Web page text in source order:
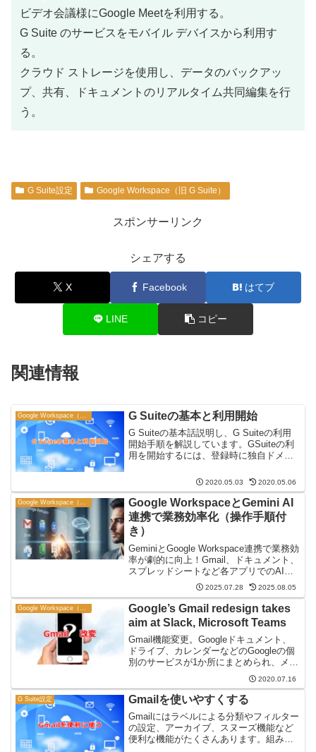
ビデオ会議様にGoogle Meetを利用する。
G Suite のサービスをモバイル デバイスから利用す
る。
クラウド ストレージを使用し、データのバックアッ
プ、共有、ドキュメントのリアルタイム共同編集を行
う。
G Suite設定 Google Workspace（旧 G Suite）
スポンサーリンク
シェアする
X Facebook はてブ
LINE コピー
関連情報
G Suiteの基本と利用開始
G Suiteの基本話説明し、G Suiteの利用
開始手順を解説しています。GSuiteの利
用を開始するには、登録時に独自ドメイ
っていない場合は、ここで購入できま
す。
2020.05.03 2020.05.06
Google Workspace（旧 G Suite）
Google WorkspaceとGemini AI
連携で業務効率化（操作手順付
き）
GeminiとGoogle Workspace連携で業務効
率が劇的に向上！Gmail、ドキュメント、
スプレッドシートなど各アプリでのAI活
用術を具体的な操作手順付きで解説。あ
なたの働き方を「最強の秘書」が変革し
ます。
2025.07.28 2025.08.05
Google’s Gmail redesign takes
aim at Slack, Microsoft Teams
Gmail機能変更。Googleドキュメント、
ドライブ、カレンダーなどのGoogleの個
別のサービスが1か所にまとめられ、メー
ル、チャット、ビデオ通話用の会議、お
よび会議室の4つのタブになる様です。
2020.07.16
G Suite設定 Gmailを使いやすくする
Gmailにはラベルによる分類やフィルター
の設定、アーカイブ、スヌーズ機能など
便利な機能がたくさんあります。組み合